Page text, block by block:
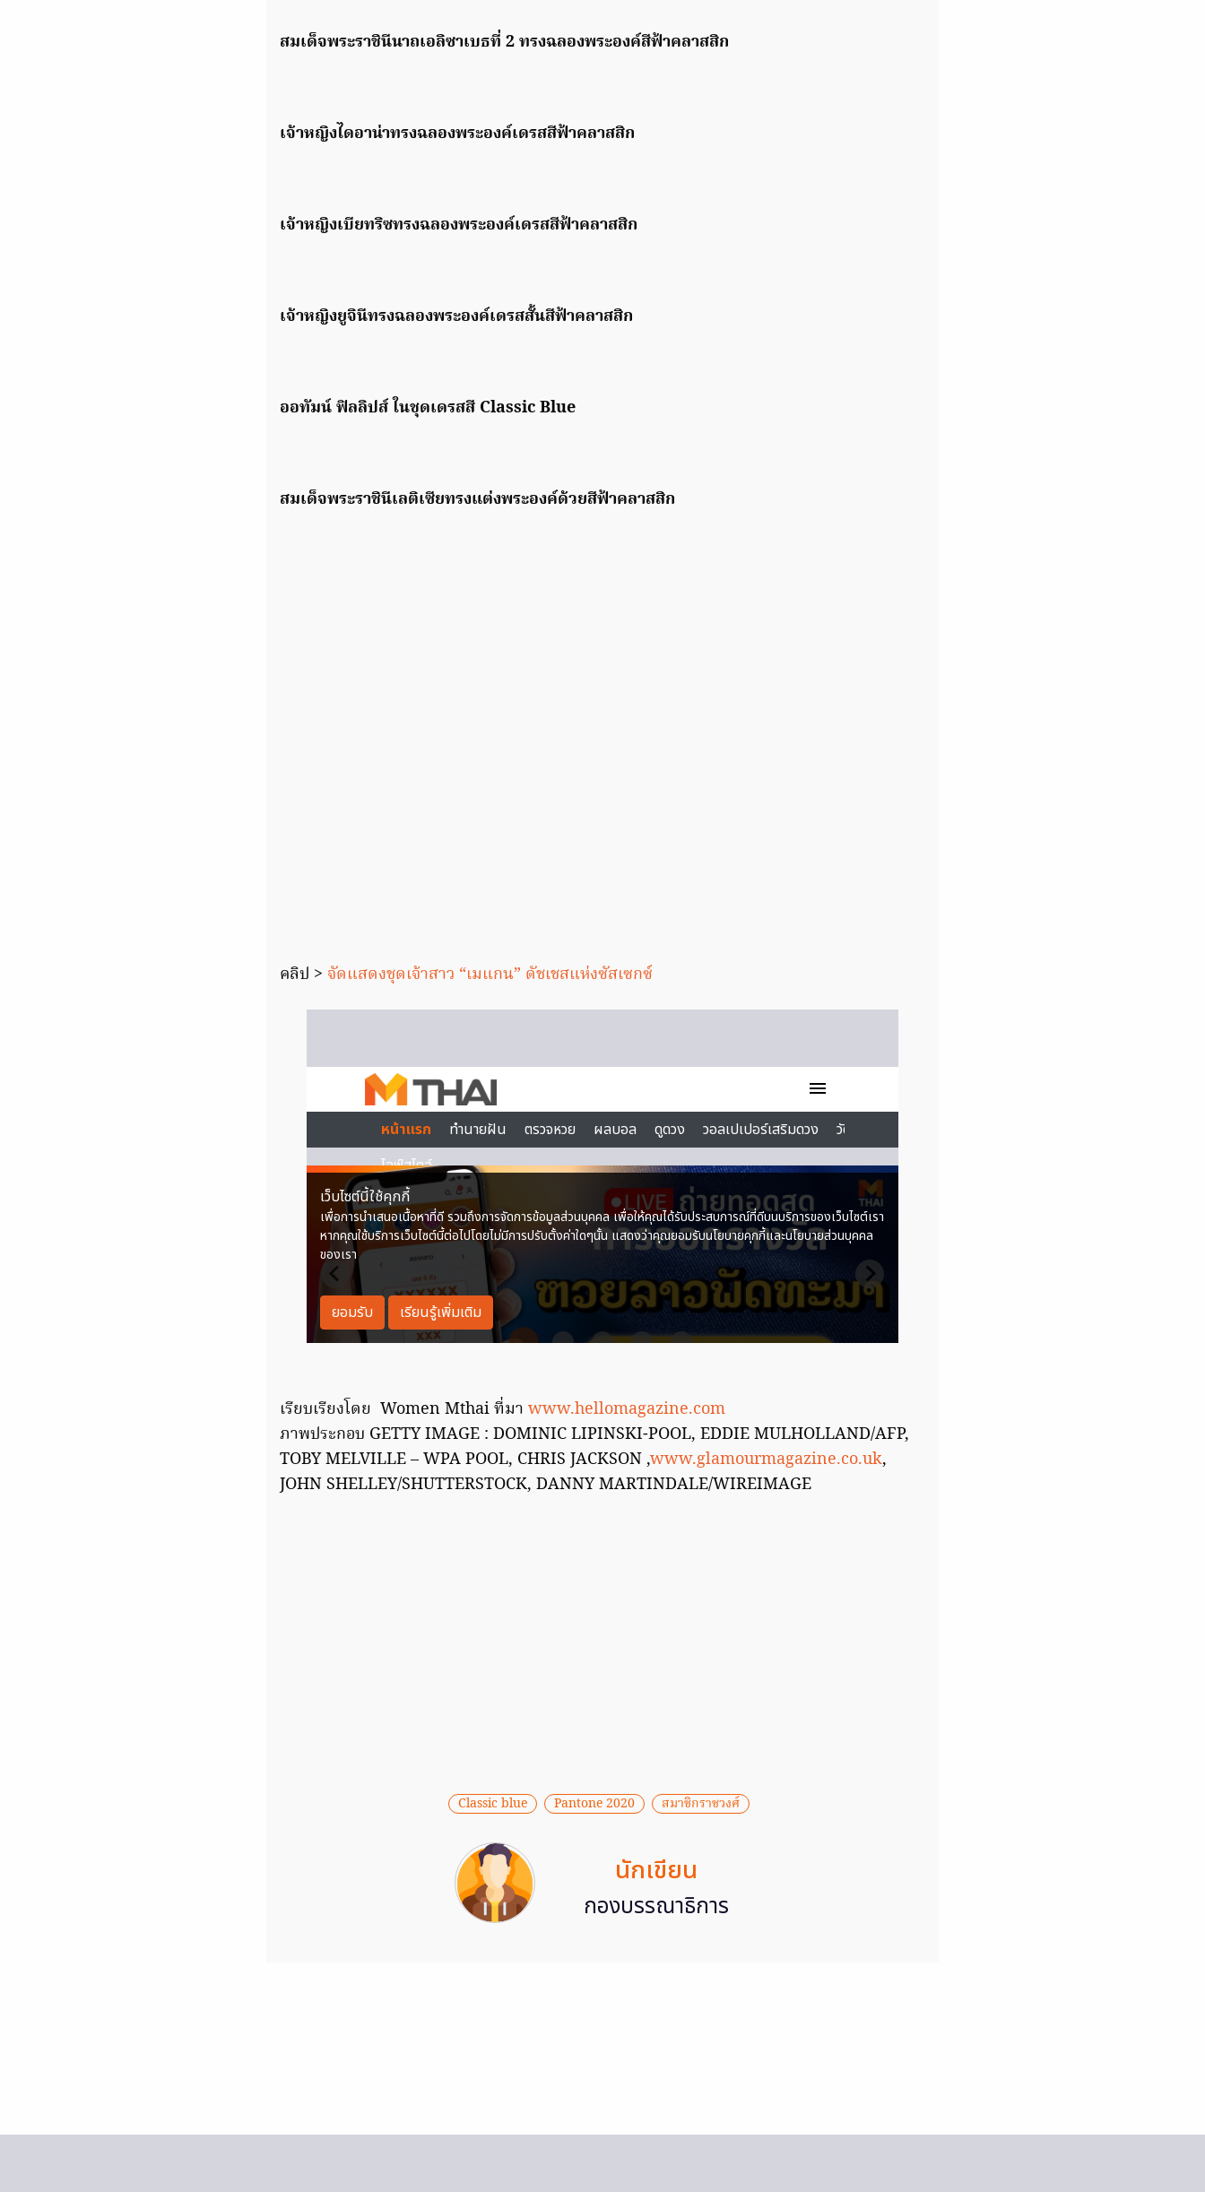
สมเด็จพระราชินีนาถเอลิซาเบธที่ 2 ทรงฉลองพระองค์สีฟ้าคลาสสิก
เจ้าหญิงไดอาน่าทรงฉลองพระองค์เดรสสีฟ้าคลาสสิก
เจ้าหญิงเบียทริซทรงฉลองพระองค์เดรสสีฟ้าคลาสสิก
เจ้าหญิงยูจินีทรงฉลองพระองค์เดรสสั้นสีฟ้าคลาสสิก
ออทัมน์ ฟิลลิปส์ ในชุดเดรสสี Classic Blue
สมเด็จพระราชินีเลติเซียทรงแต่งพระองค์ด้วยสีฟ้าคลาสสิก
คลิป > จัดแสดงชุดเจ้าสาว “เมแกน” ดัชเชสแห่งซัสเซกซ์
เรียบเรียงโดย Women Mthai ที่มา www.hellomagazine.com
ภาพประกอบ GETTY IMAGE : DOMINIC LIPINSKI-POOL, EDDIE MULHOLLAND/AFP,
TOBY MELVILLE – WPA POOL, CHRIS JACKSON ,www.glamourmagazine.co.uk,
JOHN SHELLEY/SHUTTERSTOCK, DANNY MARTINDALE/WIREIMAGE
Classic blue Pantone 2020 สมาชิกราชวงศ์
นักเขียน
กองบรรณาธิการ